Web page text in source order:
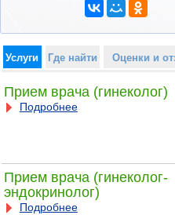
Услуги Где найти Оценки и
Прием врача (гинеколог)
Подробнее
Прием врача (гинеколог-
эндокринолог)
Подробнее